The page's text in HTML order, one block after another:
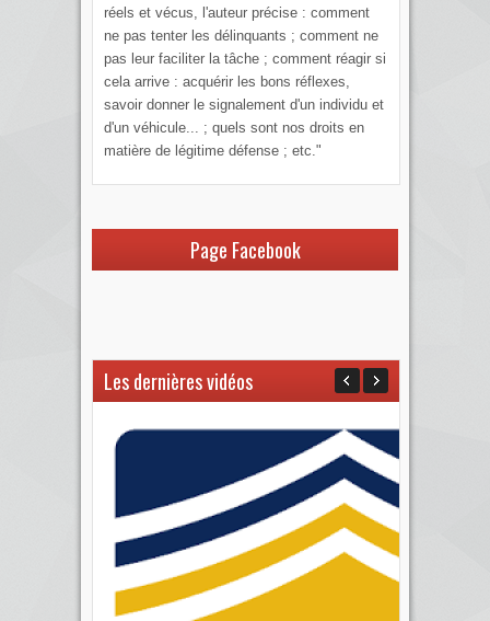
réels et vécus, l'auteur précise : comment
ne pas tenter les délinquants ; comment ne
pas leur faciliter la tâche ; comment réagir si
cela arrive : acquérir les bons réflexes,
savoir donner le signalement d'un individu et
d'un véhicule... ; quels sont nos droits en
matière de légitime défense ; etc."
Page Facebook
Les dernières vidéos